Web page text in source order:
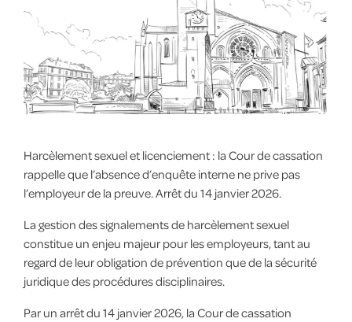
Harcèlement sexuel et licenciement : la Cour de cassation
rappelle que l’absence d’enquête interne ne prive pas
l’employeur de la preuve. Arrêt du 14 janvier 2026.
La gestion des signalements de harcèlement sexuel
constitue un enjeu majeur pour les employeurs, tant au
regard de leur obligation de prévention que de la sécurité
juridique des procédures disciplinaires.
Par un arrêt du 14 janvier 2026, la Cour de cassation